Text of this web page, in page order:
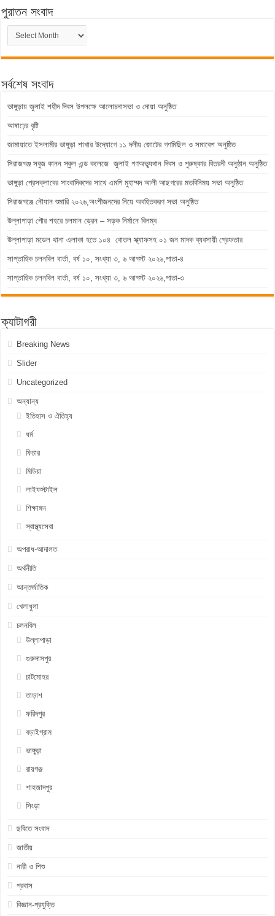
পুরাতন সংবাদ
পুরাতন
সংবাদ
সর্বশেষ সংবাদ
ভাঙ্গুড়ায় জুলাই শহীদ দিবস উপলক্ষে আলোচনাসভা ও দোয়া অনুষ্ঠিত
আষাঢ়ের বৃষ্টি
জামায়াতে ইসলামীর ভাঙ্গুড়া শাখার উদ্যোগে ১১ দলীয় জোটের গণমিছিল ও সমাবেশ অনুষ্ঠিত
সিরাজগঞ্জ সবুজ কানন স্কুল এন্ড কলেজে জুলাই গণঅভ্যুথান দিবস ও পুরুষ্কার বিতরনী অনুষ্ঠান অনুষ্ঠিত
ভাঙ্গুড়া প্রেসক্লাবের সাংবাদিকদের সাথে এমপি মুহাম্মদ আলী আছগরের মতবিনিময় সভা অনুষ্ঠিত
সিরাজগঞ্জে নৌযান শুমারি ২০২৬,অংশীজনদের নিয়ে অবহিতকরণ সভা অনুষ্ঠিত
উল্লাপাড়া পৌর শহরে চলমান ড্রেন – সড়ক নির্মানে বিলম্ব
উল্লাপাড়া মডেল থানা এলাকা হতে ১০৪ বোতল স্ক্যাফসহ ০১ জন মাদক ব্যবসায়ী গ্রেফতার
সাপ্তাহিক চলনবিল বার্তা, বর্ষ ১০, সংখ্যা ৩, ৬ আগস্ট ২০২৬,পাতা-৪
সাপ্তাহিক চলনবিল বার্তা, বর্ষ ১০, সংখ্যা ৩, ৬ আগস্ট ২০২৬,পাতা-৩
ক্যাটাগরী
Breaking News
Slider
Uncategorized
অন্যান্য
ইতিহাস ও ঐতিহ্য
ধর্ম
ফিচার
মিডিয়া
লাইফস্টাইল
শিক্ষাঙ্গন
স্বাস্থ্যসেবা
অপরাধ-আদালত
অর্থনীতি
আন্তর্জাতিক
খেলাধুলা
চলনবিল
উল্লাপাড়া
গুরুদাসপুর
চাটমোহর
তাড়াশ
ফরিদপুর
বড়াইগ্রাম
ভাঙ্গুড়া
রায়গঞ্জ
শাহজাদপুর
সিংড়া
ছবিতে সংবাদ
জাতীয়
নারী ও শিশু
প্রবাস
বিজ্ঞান-প্রযুক্তি